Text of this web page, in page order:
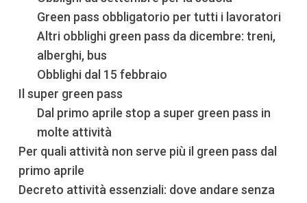
Green pass obbligatorio per tutti i lavoratori
Altri obblighi green pass da dicembre: treni,
alberghi, bus
Obblighi dal 15 febbraio
Il super green pass
Dal primo aprile stop a super green pass in
molte attività
Per quali attività non serve più il green pass dal
primo aprile
Decreto attività essenziali: dove andare senza